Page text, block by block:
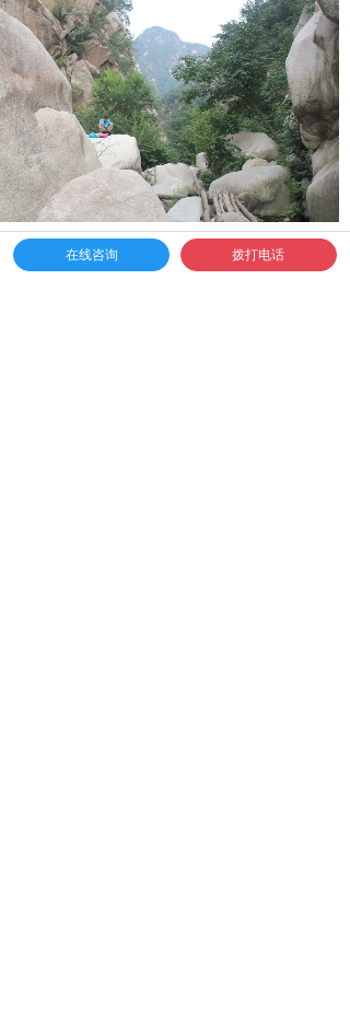
在线咨询 拨打电话